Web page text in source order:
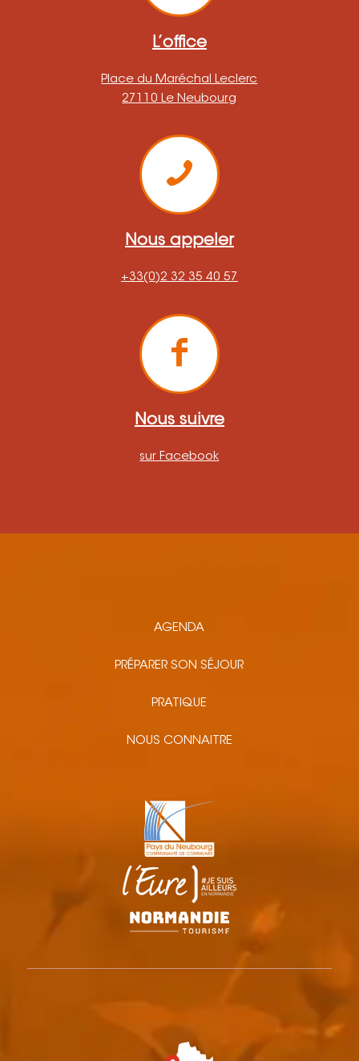
L’office
Place du Maréchal Leclerc
27110 Le Neubourg
Nous appeler
+33(0)2 32 35 40 57
Nous suivre
sur Facebook
AGENDA
PRÉPARER SON SÉJOUR
PRATIQUE
NOUS CONNAITRE